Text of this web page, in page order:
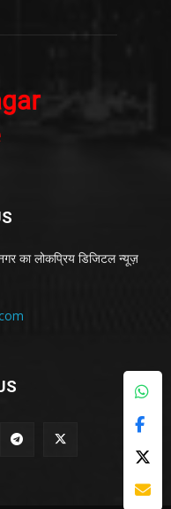
का लोकप्रिय डिजिटल न्यूज़